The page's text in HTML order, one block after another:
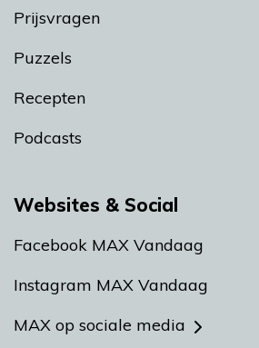
Prijsvragen
Puzzels
Recepten
Podcasts
Websites & Social
Facebook MAX Vandaag
Instagram MAX Vandaag
MAX op sociale media